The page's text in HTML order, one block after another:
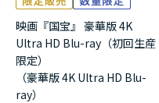
映画『国宝』 豪華版 4K
Ultra HD Blu-ray（初回生産
限定）
（豪華版 4K Ultra HD Blu-
ray）